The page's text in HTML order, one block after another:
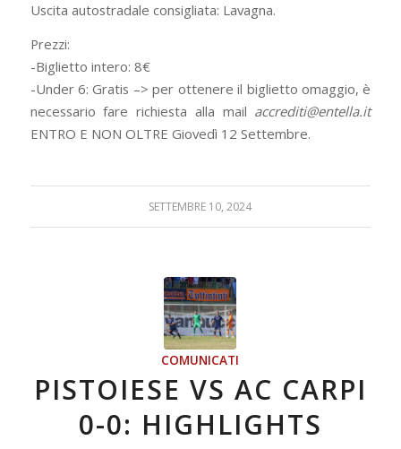
Uscita autostradale consigliata: Lavagna.
Prezzi:
-Biglietto intero: 8€
-Under 6: Gratis –> per ottenere il biglietto omaggio, è
necessario fare richiesta alla mail accrediti@entella.it
ENTRO E NON OLTRE Giovedì 12 Settembre.
SETTEMBRE 10, 2024
COMUNICATI
PISTOIESE VS AC CARPI
0-0: HIGHLIGHTS